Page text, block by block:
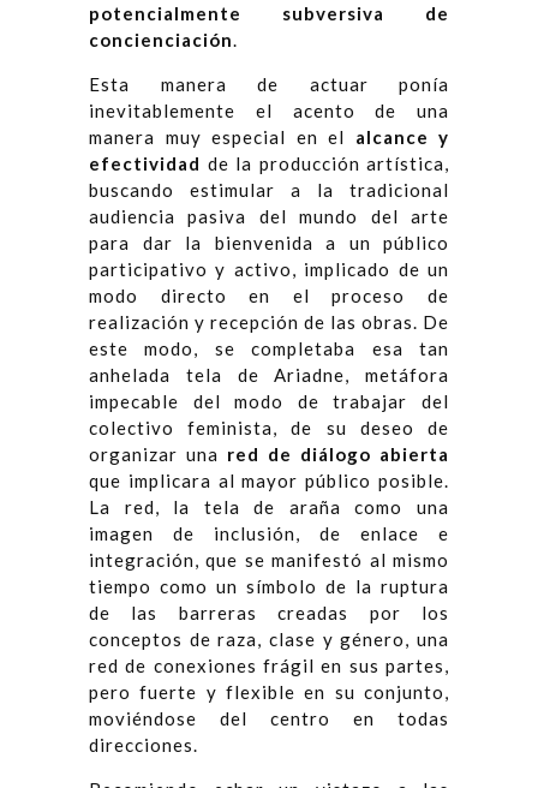
potencialmente subversiva de
concienciación.
Esta manera de actuar ponía
inevitablemente el acento de una
manera muy especial en el alcance y
efectividad de la producción artística,
buscando estimular a la tradicional
audiencia pasiva del mundo del arte
para dar la bienvenida a un público
participativo y activo, implicado de un
modo directo en el proceso de
realización y recepción de las obras. De
este modo, se completaba esa tan
anhelada tela de Ariadne, metáfora
impecable del modo de trabajar del
colectivo feminista, de su deseo de
organizar una red de diálogo abierta
que implicara al mayor público posible.
La red, la tela de araña como una
imagen de inclusión, de enlace e
integración, que se manifestó al mismo
tiempo como un símbolo de la ruptura
de las barreras creadas por los
conceptos de raza, clase y género, una
red de conexiones frágil en sus partes,
pero fuerte y flexible en su conjunto,
moviéndose del centro en todas
direcciones.